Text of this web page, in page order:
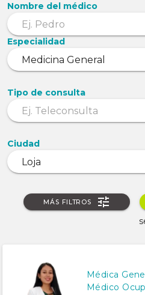
Nombre del médico
Especialidad
Tipo de consulta
Ciudad
MÁS FILTROS
Médica
Médico